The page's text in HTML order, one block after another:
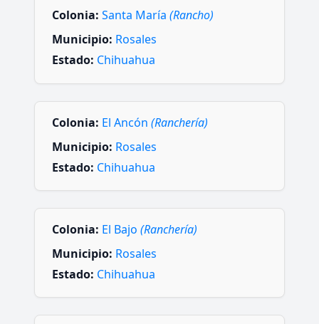
Colonia: Santa María (Rancho)
Municipio: Rosales
Estado: Chihuahua
Colonia: El Ancón (Ranchería)
Municipio: Rosales
Estado: Chihuahua
Colonia: El Bajo (Ranchería)
Municipio: Rosales
Estado: Chihuahua